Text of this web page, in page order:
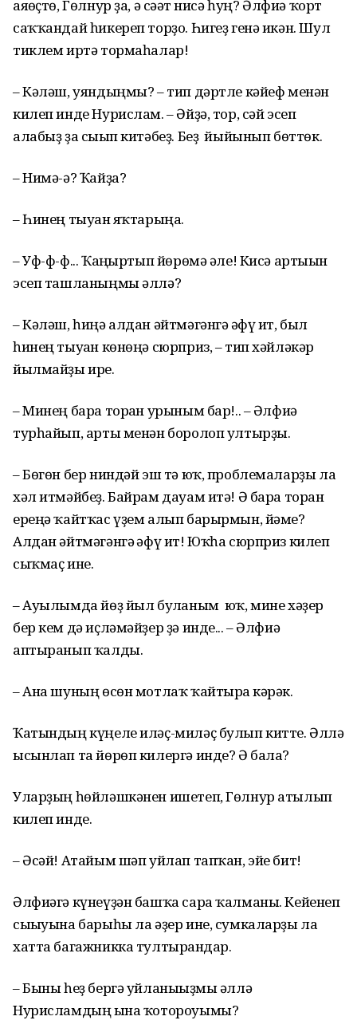
аяғөҫтө, Гөлнур ҙа, ә сәғәт нисә һуң? Әлфиә ҡорт
саҡҡандай һикереп торҙо. Һигеҙ генә икән. Шул
тиклем иртә тормаһалар!
– Кәләш, уяндыңмы? – тип дәртле кәйеф менән
килеп инде Нурислам. – Әйҙә, тор, сәй эсеп
алабыҙ ҙа сығып китәбеҙ. Беҙ йыйынып бөттөк.
– Нимә-ә? Ҡайҙа?
– Һинең тыуған яҡтарыңа.
– Уф-ф-ф... Ҡаңғыртып йөрөмә әле! Кисә артығын
эсеп ташланыңмы әллә?
– Кәләш, һиңә алдан әйтмәгәнгә ғәфү ит, был
һинең тыуған көнөңә сюрприз, – тип хәйләкәр
йылмайҙы ире.
– Минең бара торған урыным бар!.. – Әлфиә
турһайып, арты менән боролоп ултырҙы.
– Бөгөн бер ниндәй эш тә юҡ, проблемаларҙы ла
хәл итмәйбеҙ. Байрам дауам итә! Ә бара торған
ереңә ҡайтҡас үҙем алып барырмын, йәме?
Алдан әйтмәгәнгә ғәфү ит! Юҡһа сюрприз килеп
сыҡмаҫ ине.
– Ауылымда йөҙ йыл булғаным юҡ, мине хәҙер
бер кем дә иҫләмәйҙер ҙә инде... – Әлфиә
аптыранып ҡалды.
– Ана шуның өсөн мотлаҡ ҡайтырға кәрәк.
Ҡатындың күңеле иләҫ-миләҫ булып китте. Әллә
ысынлап та йөрөп килергә инде? Ә бала?
Уларҙың һөйләшкәнен ишетеп, Гөлнур атылып
килеп инде.
– Әсәй! Атайым шәп уйлап тапҡан, эйе бит!
Әлфиәгә күнеүҙән башҡа сара ҡалманы. Кейенеп
сығыуына барыһы ла әҙер ине, сумкаларҙы ла
хатта багажникка тултырғандар.
– Быны һеҙ бергә уйланығыҙмы әллә
Нурисламдың ғына ҡотороуымы?